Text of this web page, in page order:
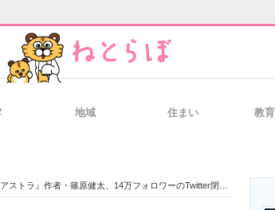
地域 住まい 教
』作者・篠原健太、14万フォロワーのTwitter閉鎖を発表